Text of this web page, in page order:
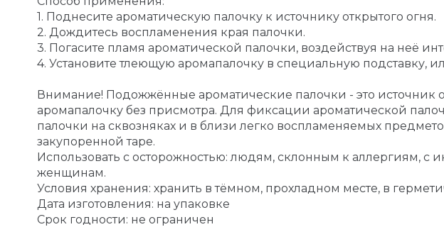
1. Поднесите ароматическую палочку к источнику открытого огня.
2. Дождитесь воспламенения края палочки.
3. Погасите пламя ароматической палочки, воздействуя на неё
4. Установите тлеющую аромапалочку в специальную подставку,
Внимание! Подожжённые ароматические палочки - это источник
аромапалочку без присмотра. Для фиксации ароматической
палочки на сквозняках и в близи легко воспламеняемых
закупоренной таре.
Использовать с осторожностью: людям, склонным к аллергиям,
женщинам.
Условия хранения: хранить в тёмном, прохладном месте, в
Дата изготовления: на упаковке
Срок годности: не ограничен